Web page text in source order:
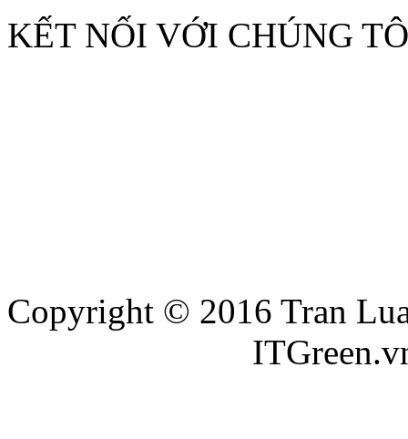
KẾT NỐI VỚI CHÚNG
Copyright © 2016 Tran